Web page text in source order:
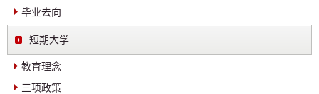
毕业去向
短期大学
教育理念
三项政策